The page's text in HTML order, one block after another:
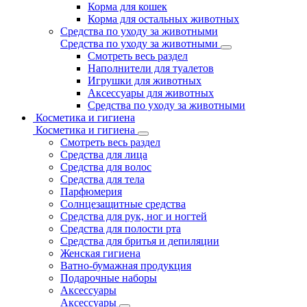
Корма для кошек
Корма для остальных животных
Средства по уходу за животными
Средства по уходу за животными
Смотреть весь раздел
Наполнители для туалетов
Игрушки для животных
Аксессуары для животных
Средства по уходу за животными
Косметика и гигиена
Косметика и гигиена
Смотреть весь раздел
Средства для лица
Средства для волос
Средства для тела
Парфюмерия
Солнцезащитные средства
Средства для рук, ног и ногтей
Средства для полости рта
Средства для бритья и депиляции
Женская гигиена
Ватно-бумажная продукция
Подарочные наборы
Аксессуары
Аксессуары